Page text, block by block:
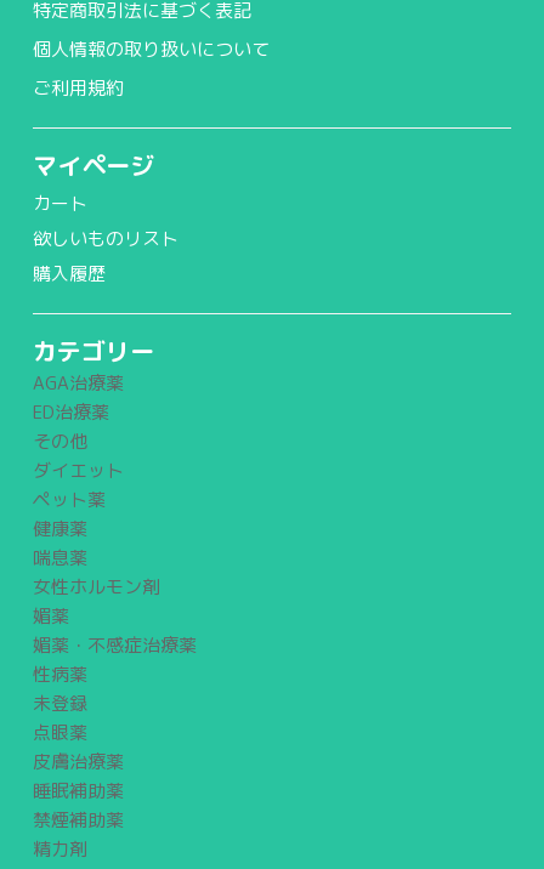
特定商取引法に基づく表記
個人情報の取り扱いについて
ご利用規約
マイページ
カート
欲しいものリスト
購入履歴
カテゴリー
AGA治療薬
ED治療薬
その他
ダイエット
ペット薬
健康薬
喘息薬
女性ホルモン剤
媚薬
媚薬・不感症治療薬
性病薬
未登録
点眼薬
皮膚治療薬
睡眠補助薬
禁煙補助薬
精力剤